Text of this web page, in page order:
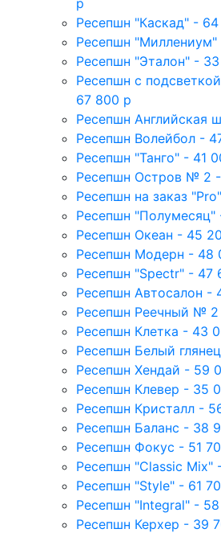
р
Ресепшн "Каскад" -
Ресепшн "Миллениум"
Ресепшн "Эталон" -
Ресепшн с
67 800 р
Ресепшн Английская
Ресепшн Волейбол -
Ресепшн "Танго" - 41
Ресепшн Остров № 2 -
Ресепшн на заказ
Ресепшн "Полумесяц"
Ресепшн Океан - 45
Ресепшн Модерн - 48
Ресепшн "Spectr" - 47
Ресепшн Автосалон -
Ресепшн Реечный №
Ресепшн Клетка - 43
Ресепшн Белый
Ресепшн Хендай - 59
Ресепшн Клевер - 35
Ресепшн Кристалл -
Ресепшн Баланс - 38
Ресепшн Фокус - 51
Ресепшн "Classic Mix"
Ресепшн "Style" - 61
Ресепшн "Integral" -
Ресепшн Керхер - 39